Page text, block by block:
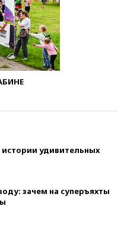
истории удивительных
зачем на суперъяхты